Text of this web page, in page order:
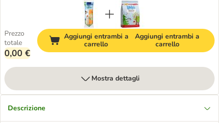
Prezzo
totale
0,00 €
Aggiungi entrambi a
carrello
Aggiungi entrambi a
carrello
Mostra dettagli
Descrizione